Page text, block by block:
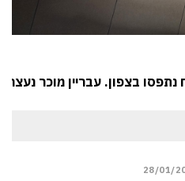
בצפון. עבריין מוכר נעצר
28/01/